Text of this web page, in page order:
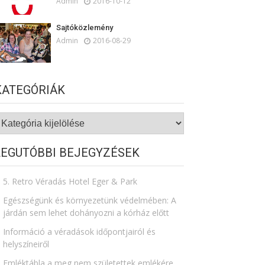
Sajtóközlemény
Admin 2016-08-29
BEJEGYZÉSEK
5. Retro Véradás Hotel Eger & Park
Egészségünk és környezetünk védelmében: A
járdán sem lehet dohányozni a kórház előtt
Információ a véradások időpontjairól és
helyszíneiről